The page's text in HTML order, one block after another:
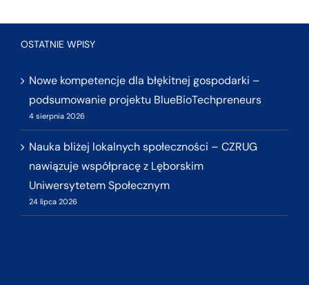
OSTATNIE WPISY
Nowe kompetencje dla błękitnej gospodarki –
podsumowanie projektu BlueBioTechpreneurs
4 sierpnia 2026
Nauka bliżej lokalnych społeczności – CZRUG
nawiązuje współpracę z Lęborskim
Uniwersytetem Społecznym
24 lipca 2026